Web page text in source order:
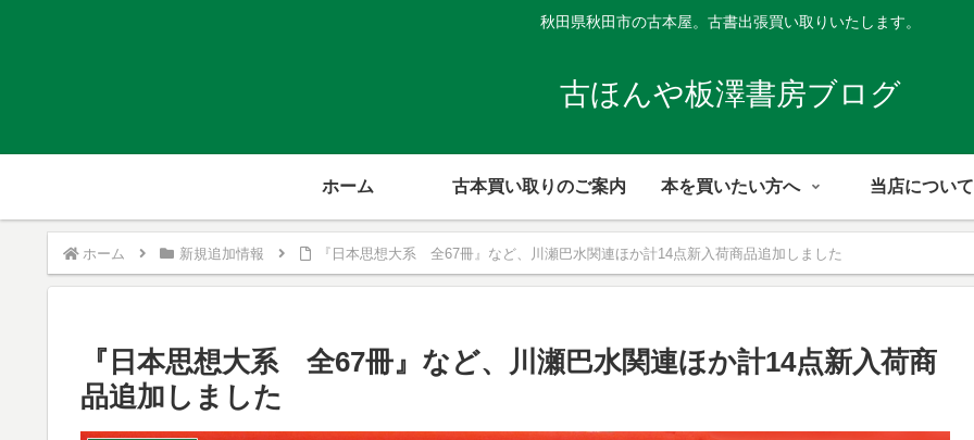
秋田県秋田市の古本屋。古書出張買い取りいたします。
古ほんや板澤書房ブログ
ホーム 古本買い取りのご案内 本を買いたい方へ 当店について
ホーム 新規追加情報 『日本思想大系 全67冊』など、川瀬巴水関連ほか計14点新入荷商品追加しました
『日本思想大系 全67冊』など、川瀬巴水関連ほか計14点新入荷商
品追加しました